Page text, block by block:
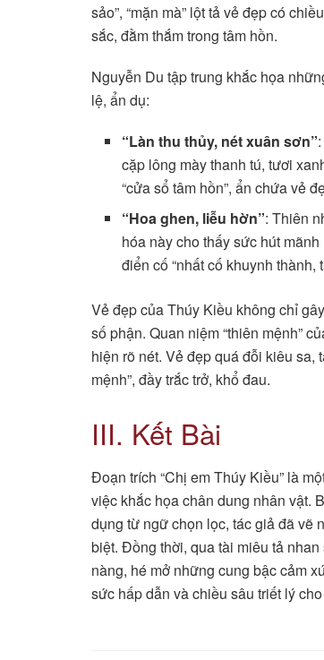
sảo”, “mặn mà” lột tả vẻ đẹp có
sắc, đằm thắm trong tâm hồn.
Nguyễn Du tập trung khắc họa
lệ, ẩn dụ:
“Làn thu thủy, nét xuân sơn”
cặp lông mày thanh tú, tươi
“cửa sổ tâm hồn”, ẩn chứa vẻ
“Hoa ghen, liễu hờn”: Thiên
hóa này cho thấy sức hút
điển cố “nhất cố khuynh thành,
Vẻ đẹp của Thúy Kiều không chỉ
số phận. Quan niệm “thiên mệnh”
hiện rõ nét. Vẻ đẹp quá đỗi kiêu
mệnh”, đầy trắc trở, khổ đau.
III. Kết Bài
Đoạn trích “Chị em Thúy Kiều” là
việc khắc họa chân dung nhân vật.
dụng từ ngữ chọn lọc, tác giả đã vẽ
biệt. Đồng thời, qua tài miêu tả
nàng, hé mở những cung bậc cảm
sức hấp dẫn và chiều sâu triết lý cho